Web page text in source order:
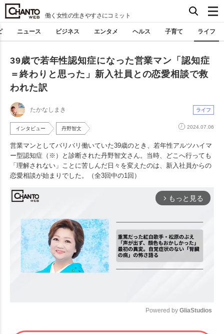
働く女性の生きやすさにコミット
ニュース ビジネス エンタメ ヘルス 子育て ライフ
39歳で若年性認知症になった営業マン「認知症
＝終わりと思った」新入社員との恋愛相談で救
われた訳
たかなしまき ライフ
インタビュー 丹野智文 2024.07.06
営業マンとしてバリバリ働いていた39歳のとき、若年性アルツハイマ
ー型認知症（※）と診断された丹野智文さん。当時、どこへ行っても
「理解されない」ことに苦しんだ日々を変えたのは、新入社員からの
恋愛相談が始まりでした。（全3回中の1回）
arrow_forward_ios もっと見る
Mute
Powered by GliaStudios